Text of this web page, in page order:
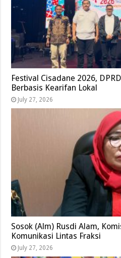
Festival Cisadane 2026,
Berbasis Kearifan Lokal
July 27, 2026
Sosok (Alm) Rusdi Alam,
Komunikasi Lintas Fraksi
July 27, 2026